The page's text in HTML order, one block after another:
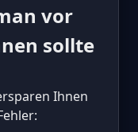
vor
sollte
Ihnen